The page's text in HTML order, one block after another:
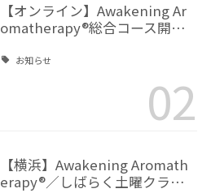
【オンライン】Awakening Ar
omatherapy®総合コース開…
お知らせ
02
【横浜】Awakening Aromath
erapy®／しばらく土曜クラ…